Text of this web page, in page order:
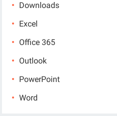
Downloads
Excel
Office 365
Outlook
PowerPoint
Word